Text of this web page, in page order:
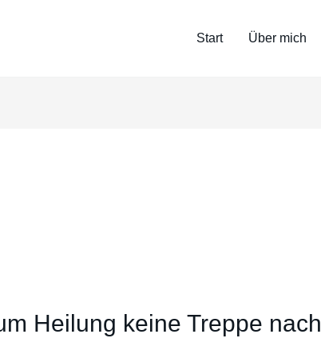
Start Über mich
Heilung keine Treppe nach